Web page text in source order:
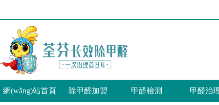
網(wǎng)站首頁 除甲醛加盟 甲醛檢測 甲醛治